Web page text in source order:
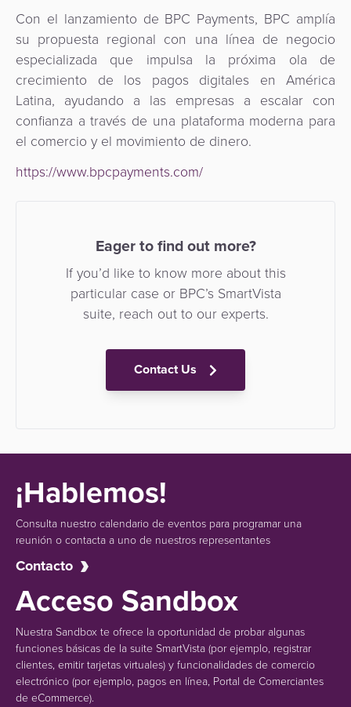
Con el lanzamiento de BPC Payments, BPC amplía
su propuesta regional con una línea de negocio
especializada que impulsa la próxima ola de
crecimiento de los pagos digitales en América
Latina, ayudando a las empresas a escalar con
confianza a través de una plataforma moderna para
el comercio y el movimiento de dinero.
https://www.bpcpayments.com/
Eager to find out more?
If you’d like to know more about this
particular case or BPC’s SmartVista
suite, reach out to our experts.
Contact Us
¡Hablemos!
Consulta nuestro calendario de eventos para programar una
reunión o contacta a uno de nuestros representantes
Contacto
Acceso Sandbox
Nuestra Sandbox te ofrece la oportunidad de probar algunas
funciones básicas de la suite SmartVista (por ejemplo, registrar
clientes, emitir tarjetas virtuales) y funcionalidades de comercio
electrónico (por ejemplo, pagos en línea, Portal de Comerciantes
de eCommerce).